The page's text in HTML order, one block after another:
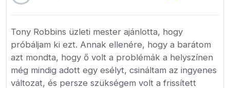
Tony Robbins üzleti mester ajánlotta, hogy
próbáljam ki ezt. Annak ellenére, hogy a barátom
azt mondta, hogy ő volt a problémák a helyszínen
még mindig adott egy esélyt, csináltam az ingyenes
változat, és persze szükségem volt a frissített